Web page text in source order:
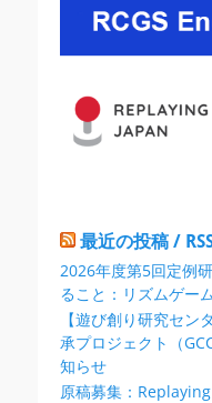
シ
ョ
ン
最近の投稿 /
2026年度第5回定例
ること：リズムゲー
【遊び創り研究セン
承プロジェクト（
知らせ
原稿募集：